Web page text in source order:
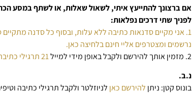
אם ברצונך להתייעץ איתי, לשאול שאלות, או לשתף במסע
לפניך שתי דרכים נפלאות:
1. אני מקיים סדנאות כתיבה ללא עלות, ובסוף כל סדנה מתקיים סשן שאלות ותשובות.
נרשמים ומצטרפים אליי חינם בלחיצה כאן.
2. מזמין אותך להירשם ולקבל באופן מידי למייל
21 תרגילי כתיבה נפלאים
נ.ב.
בונוס קטן: ניתן להירשם כאן לניוזלטר ולקבל תרגילי כתיבה